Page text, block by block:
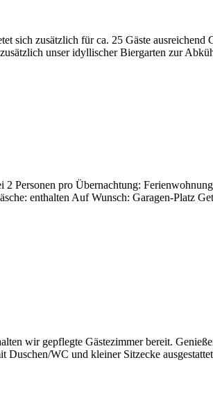
sich zusätz­lich für ca. 25 Gäste ausrei­chend
unser idyl­li­scher Bier­garten zur
Personen pro Über­nach­tung:
enthalten Auf Wunsch: Garagen-Platz
wir gepflegte Gäste­zimmer bereit.
WC und kleiner Sitz­ecke